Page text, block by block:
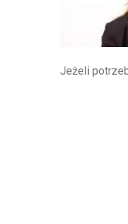
Jeżeli